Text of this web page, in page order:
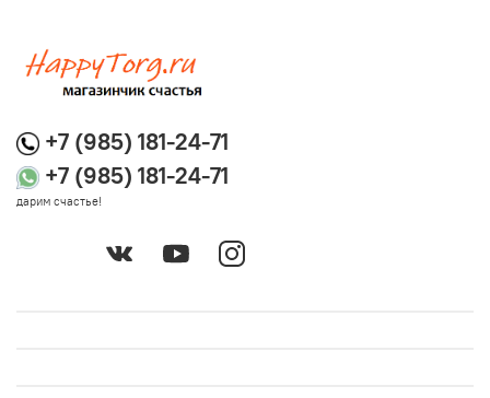
+7 (985) 181-24-71
+7 (985) 181-24-71
дарим счастье!